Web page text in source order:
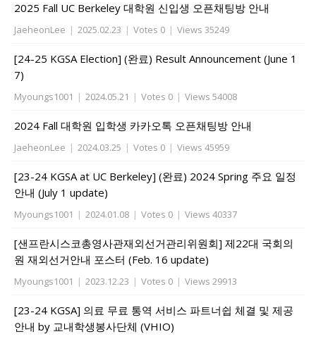
2025 Fall UC Berkeley 대학원 신입생 오픈채팅방 안내
JaeheonLee | 2025.02.23 | Votes 0 | Views 35249
[24-25 KGSA Election] (완료) Result Announcement (June 1
7)
Myoungs1001 | 2024.05.21 | Votes 0 | Views 54008
2024 Fall 대학원 입학생 카카오톡 오픈채팅방 안내
JaeheonLee | 2024.03.25 | Votes 0 | Views 45959
[23-24 KGSA at UC Berkeley] (완료) 2024 Spring 주요 일정
안내 (July 1 update)
Myoungs1001 | 2024.01.08 | Votes 0 | Views 40337
[샌프란시스코총영사관재외선거관리위원회] 제22대 국회의
원 재외선거안내 포스터 (Feb. 16 update)
Myoungs1001 | 2023.12.23 | Votes 0 | Views 29913
[23-24 KGSA] 의료 무료 통역 서비스 파트너쉽 체결 및 제공
안내 by 교내학생봉사단체 (VHIO)